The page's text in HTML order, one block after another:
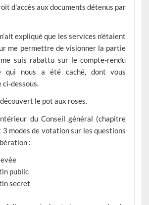
d’accès aux documents détenus par
expliqué que les services n’étaient
me permettre de visionner la partie
suis rabattu sur le compte-rendu
qui nous a été caché, dont vous
dessous.
découvert le pot aux roses.
du Conseil général (chapitre
modes de votation sur les questions
:
public
secret